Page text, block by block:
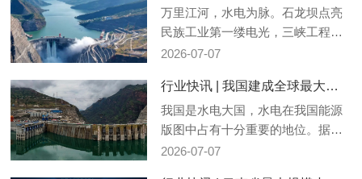
万个，从业队伍超56万人，供电水
平跻身国际先进行列。
万里江河，水电为脉。石龙坝点亮
民族工业第一缕电光，三峡工程筑
牢全国能源稳压底座，白鹤滩登顶
江干流筑坝先河，四座里程碑式水
电工程串联起中国水电自力更生的
红色脉络。一代代水电党员扎根深
山峡谷、临江荒原，以初心破技
2026-07-07
行业快讯 | 我国建成全球最大清洁能源走廊，水电装机容量居世...
我国是水电大国，水电在我国能源
版图中占有十分重要的地位。据央
视财经今日报道，当前我国水电装
2026-07-07